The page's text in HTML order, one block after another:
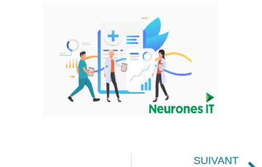
SUIVANT